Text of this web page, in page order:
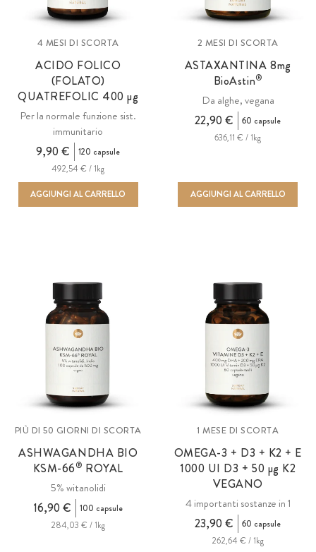
4 MESI DI SCORTA
ACIDO FOLICO
(FOLATO)
QUATREFOLIC 400 µg
Per la normale funzione sist.
immunitario
9,90 €
120 capsule
492,54 € / 1kg
AGGIUNGI AL CARRELLO
2 MESI DI SCORTA
ASTAXANTINA 8mg
BioAstin®
Da alghe, vegana
22,90 €
60 capsule
636,11 € / 1kg
AGGIUNGI AL CARRELLO
PIÙ DI 50 GIORNI DI SCORTA
ASHWAGANDHA BIO
KSM-66® ROYAL
5% witanolidi
16,90 €
100 capsule
284,03 € / 1kg
1 MESE DI SCORTA
OMEGA-3 + D3 + K2 + E
1000 UI D3 + 50 µg K2
VEGANO
4 importanti sostanze in 1
23,90 €
60 capsule
262,64 € / 1kg